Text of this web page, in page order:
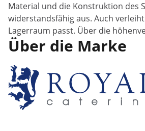
Material und die Konstruktion des
widerstandsfähig aus. Auch
Lagerraum passt. Über die
Über die Marke